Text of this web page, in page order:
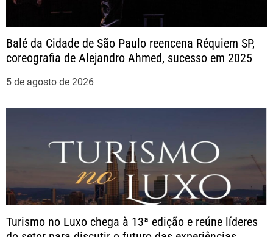
d
e
P
t
Balé da Cidade de São Paulo reencena Réquiem SP,
coreografia de Alejandro Ahmed, sucesso em 2025
5 de agosto de 2026
Turismo no Luxo chega à 13ª edição e reúne líderes